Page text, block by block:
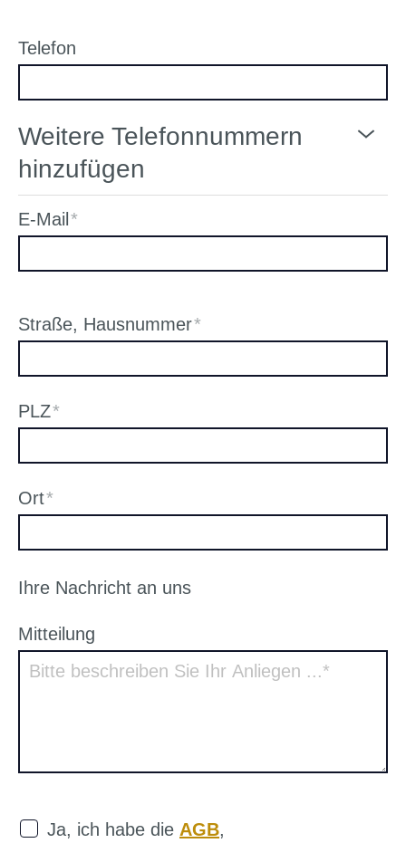
Telefon
Weitere Telefonnummern
hinzufügen
E-Mail *
Straße, Hausnummer*
PLZ*
Ort*
Ihre Nachricht an uns
Mitteilung
Ja, ich habe die AGB,